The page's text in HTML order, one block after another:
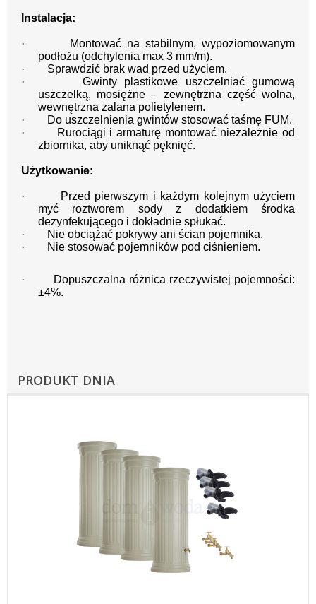
Instalacja:
·
Montować na stabilnym, wypoziomowanym
podłożu (odchylenia max 3 mm/m).
·
Sprawdzić brak wad przed użyciem.
·
Gwinty plastikowe uszczelniać gumową
uszczelką, mosiężne – zewnętrzna część wolna,
wewnętrzna zalana polietylenem.
·
Do uszczelnienia gwintów stosować taśmę FUM.
·
Rurociągi i armaturę montować niezależnie od
zbiornika, aby uniknąć pęknięć.
Użytkowanie:
·
Przed pierwszym i każdym kolejnym użyciem
myć roztworem sody z dodatkiem środka
dezynfekującego i dokładnie spłukać.
·
Nie obciążać pokrywy ani ścian pojemnika.
·
Nie stosować pojemników pod ciśnieniem.
·
Dopuszczalna różnica rzeczywistej pojemności:
±4%.
PRODUKT DNIA